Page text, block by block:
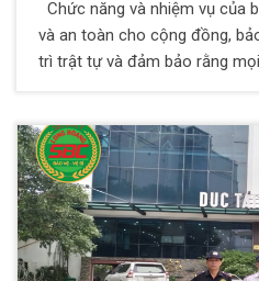
Chức năng và nhiệm vụ của
và an toàn cho cộng đồng,
trì trật tự và đảm bảo rằng
nghiệp vụ an ninh là làm gì và
nhân viên bảo vệ